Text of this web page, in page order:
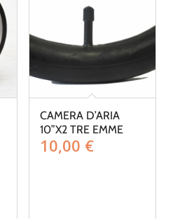
CAMERA D’ARIA
10”X2 TRE EMME
10,00 €